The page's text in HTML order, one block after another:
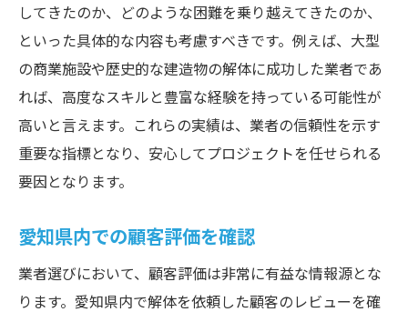
してきたのか、どのような困難を乗り越えてきたのか、
といった具体的な内容も考慮すべきです。例えば、大型
の商業施設や歴史的な建造物の解体に成功した業者であ
れば、高度なスキルと豊富な経験を持っている可能性が
高いと言えます。これらの実績は、業者の信頼性を示す
重要な指標となり、安心してプロジェクトを任せられる
要因となります。
愛知県内での顧客評価を確認
業者選びにおいて、顧客評価は非常に有益な情報源とな
ります。愛知県内で解体を依頼した顧客のレビューを確